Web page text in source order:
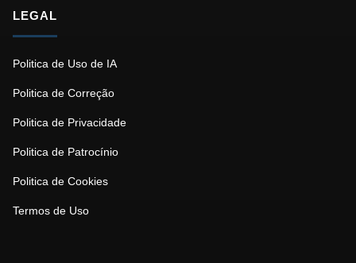
LEGAL
Politica de Uso de IA
Politica de Correção
Politica de Privacidade
Politica de Patrocínio
Politica de Cookies
Termos de Uso